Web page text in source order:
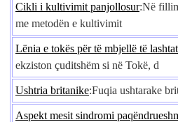
Cikli i kultivimit panjollosur:Në
me metodën e kultivimit
Lënia e tokës për të mbjellë të lashtat
ekziston çuditshëm si në Tokë, d
Ushtria britanike:Fuqia ushtarake
Aspekt mesit sindromi